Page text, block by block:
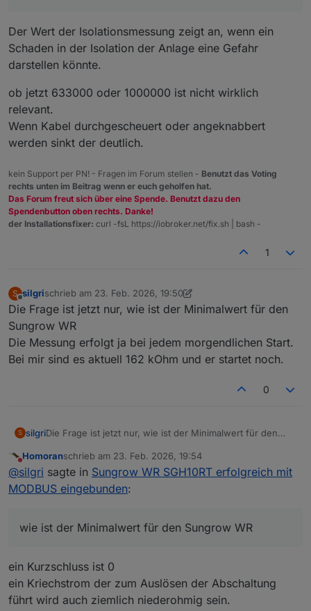
Danke für eine kurze Info :)
ich sprach ist der Abstand des Registers zum
Offset, bzw Offset 0. Da alle Register die Länge 1
haben (manche Werte belegen mehr als 1 Register,
(d.h. haben die Länge 2 Register oder mehr), ist ihr
Der ausgelesene Widerstand von 633 kOhm ist der
Wert an sich, da spielt der Begriff Offset keine
Rolle.
jetzt anfangen. Wozu ist der für mich al PV-
Der Wert scheint ein Indikator für Fehler in der Anlage
zu sein, andererseits ist mein gemessener Wert (und
deiner auch) wohl zu niedrig, soll wohl über 1MOhm
Der Wert der Isolationsmessung zeigt an, wenn ein
Schaden in der Isolation der Anlage eine Gefahr
darstellen könnte.
ob jetzt 633000 oder 1000000 ist nicht wirklich
relevant.
Wenn Kabel durchgescheuert oder angeknabbert
werden sinkt der deutlich.
kein Support per PN! - Fragen im Forum stellen - Benutzt das Voting
rechts unten im Beitrag wenn er euch geholfen hat.
Das Forum freut sich über eine Spende. Benutzt dazu den
Spendenbutton oben rechts. Danke!
der Installationsfixer: curl -fsL https://iobroker.net/fix.sh | bash -
1
S
Offline
silgrischrieb am 23. Feb. 2026, 19:50
zuletzt editiert von silgri
Die Frage ist jetzt nur, wie ist der Minimalwert für den
Sungrow WR
Die Messung erfolgt ja bei jedem morgendlichen Start.
Bei mir sind es aktuell 162 kOhm und er startet noch.
0
S silgriDie Frage ist jetzt nur, wie ist der Minimalwert für den
Die Messung erfolgt ja bei jedem morgendlichen Start.
Bei mir sind es aktuell 162 kOhm und er startet noch.
Nicht stören
Homoranschrieb am 23. Feb. 2026, 19:54
zuletzt editiert von
@silgri sagte in Sungrow WR SGH10RT erfolgreich mit
MODBUS eingebunden:
wie ist der Minimalwert für den Sungrow WR
ein Kurzschluss ist 0
ein Kriechstrom der zum Auslösen der Abschaltung
führt wird auch ziemlich niederohmig sein.